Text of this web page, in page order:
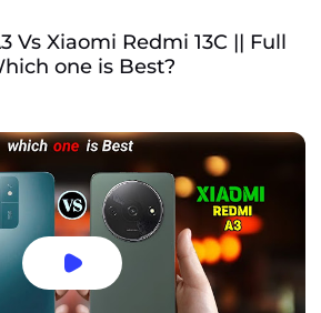
Vs Xiaomi Redmi 13C || Full
one is Best?